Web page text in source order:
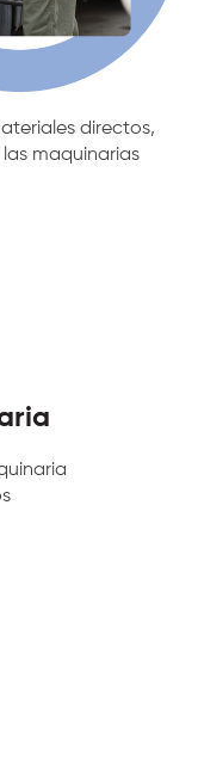
directos,
maquinarias